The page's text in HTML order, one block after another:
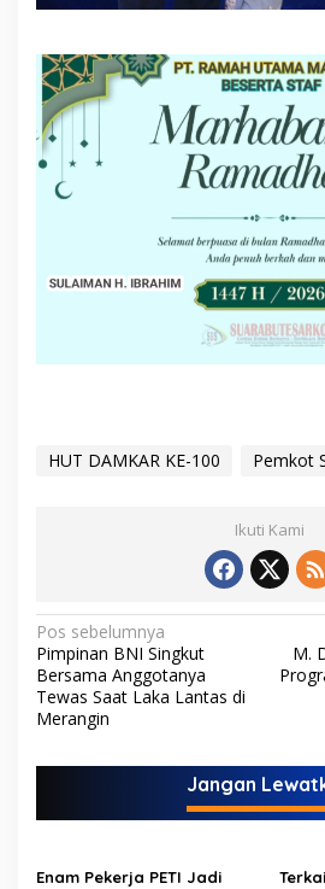
HUT DAMKAR KE-100 Pemkot
Ikuti Kami
N
a
v
i
g
i
Pos sebelumnya
Pimpinan BNI Singkut
Bersama Anggotanya
Tewas Saat Laka Lantas di
Merangin
M.
Jangan
Enam Pekerja PETI Jadi